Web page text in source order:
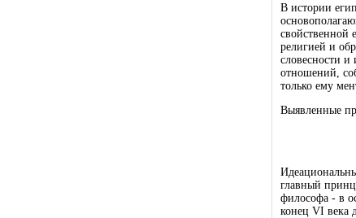
В истории
свойственной
религией и
словесности
отношений,
только ему
Выявленные
главный
философа - в
конец VI века